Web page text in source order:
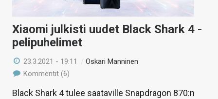
Xiaomi julkisti uudet Black Shark 4 -
pelipuhelimet
23.3.2021 - 19:11 /Oskari Manninen
Kommentit (6)
Black Shark 4 tulee saataville Snapdragon 870:n